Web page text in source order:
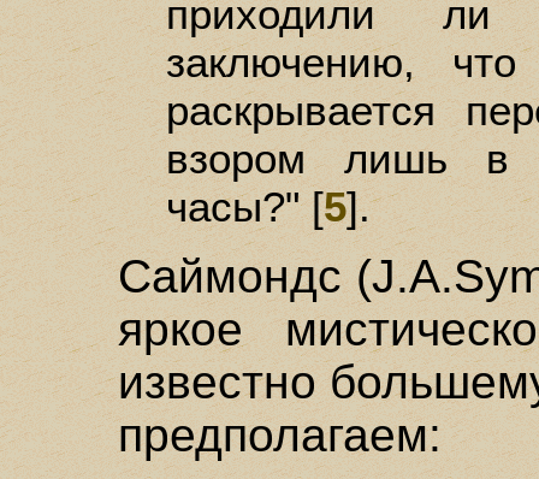
приходили ли
заключению,
раскрывается
взором лишь в
часы?" [5].
Саймондс
яркое
известно
предполагаем: